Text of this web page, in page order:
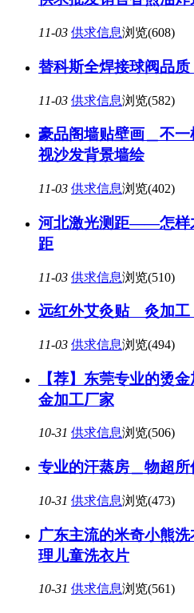
11-03 供求信息浏览(608)
替科斯全焊接球阀品
11-03 供求信息浏览(582)
豪品阁墙贴壁画＿不
视沙发背景墙绘
11-03 供求信息浏览(402)
河北激光测距——怎样
距
11-03 供求信息浏览(510)
远红外艾灸贴 灸加
11-03 供求信息浏览(494)
【荐】东莞专业的烫
金加工厂家
10-31 供求信息浏览(506)
专业的汗蒸房＿物超所
10-31 供求信息浏览(473)
广东主流的米奇小熊
理儿童洗衣片
10-31 供求信息浏览(561)